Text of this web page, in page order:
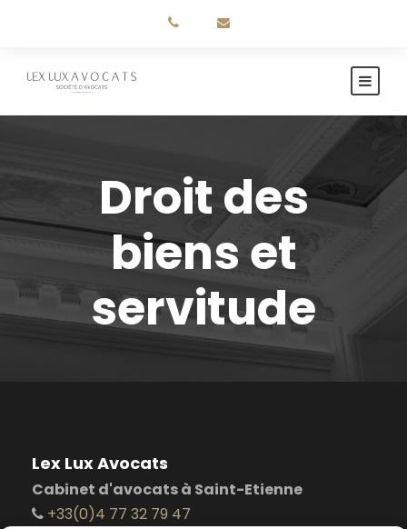
Droit des
biens et
servitude
Lex Lux Avocats
Cabinet d'avocats à Saint-Etienne
+33(0)4 77 32 79 47